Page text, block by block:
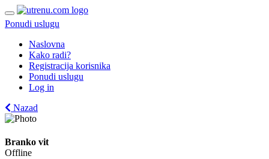
Ponudi uslugu
Naslovna
Kako radi?
Registracija korisnika
Ponudi uslugu
Log in
Nazad
Branko vit
Offline